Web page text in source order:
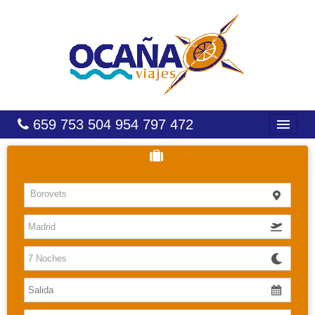
659 753 504 954 797 472
HOTELES
COSTAS
CARIBE
CANARIAS
BALEARES
Borovets